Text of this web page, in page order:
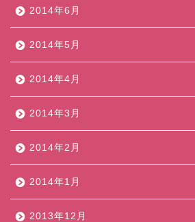
2014年6月
2014年5月
2014年4月
2014年3月
2014年2月
2014年1月
2013年12月